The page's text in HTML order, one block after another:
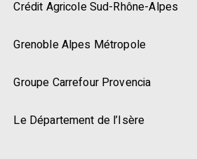
Crédit Agricole Sud-Rhône-Alpes
Grenoble Alpes Métropole
Groupe Carrefour Provencia
Le Département de l’Isère